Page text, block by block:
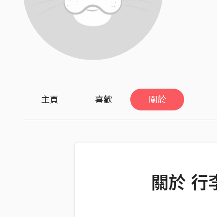
主頁 喜歡 關於
關於 行